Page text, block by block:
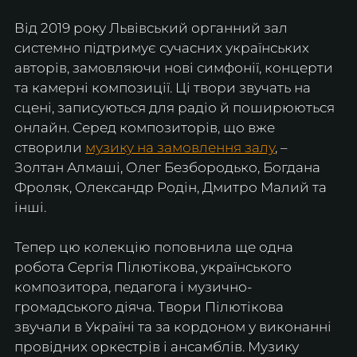
Від 2019 року Львівський органний зал
системно підтримує сучасних українських
авторів, замовляючи нові симфонії, концерти
та камерні композиції. Ці твори звучать на
сцені, записуються для радіо й поширюються
онлайн. Серед композиторів, що вже
створили музику на замовлення залу, –
Золтан Алмаші, Олег Безбородько, Богдана
Фроляк, Олександр Родін, Дмитро Малий та
інші.
Тепер цю колекцію поповнила ще одна
робота Сергія Пілютікова, українського
композитора, педагога і музично-
громадського діяча. Твори Пілютікова
звучали в Україні та за кордоном у виконанні
провідних оркестрів і ансамблів. Музику